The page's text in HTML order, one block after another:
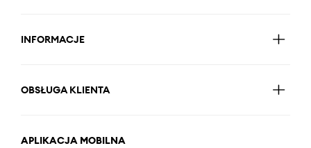
INFORMACJE
OBSŁUGA KLIENTA
APLIKACJA MOBILNA